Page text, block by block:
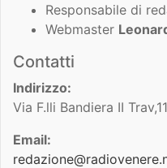
Responsabile di
Webmaster
Contatti
Indirizzo:
Via F.lli Bandiera II
Email: